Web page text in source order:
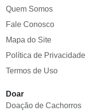
Quem Somos
Fale Conosco
Mapa do Site
Política de Privacidade
Termos de Uso
Doar
Doação de Cachorros